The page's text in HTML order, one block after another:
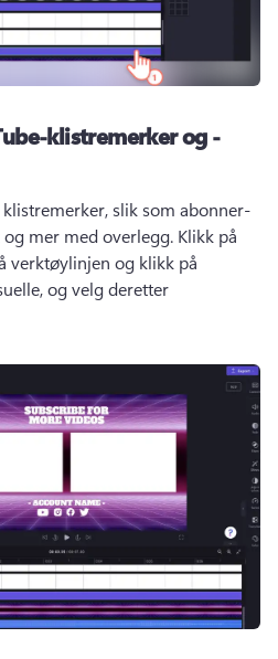
klistremerker og -
slik som abonner-
mer med overlegg. Klikk på
verktøylinjen og klikk på
og velg deretter